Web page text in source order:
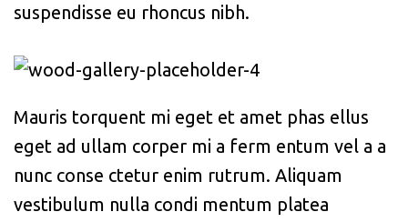
suspendisse eu rhoncus nibh.
Mauris torquent mi eget et amet phas ellus
eget ad ullam corper mi a ferm entum vel a a
nunc conse ctetur enim rutrum. Aliquam
vestibulum nulla condi mentum platea